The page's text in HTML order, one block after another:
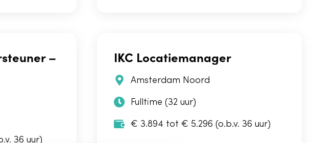
–
36 uur)
IKC Locatiemanager
Amsterdam Noord
Fulltime (32 uur)
€ 3.894 tot € 5.296 (o.b.v. 36 uur)